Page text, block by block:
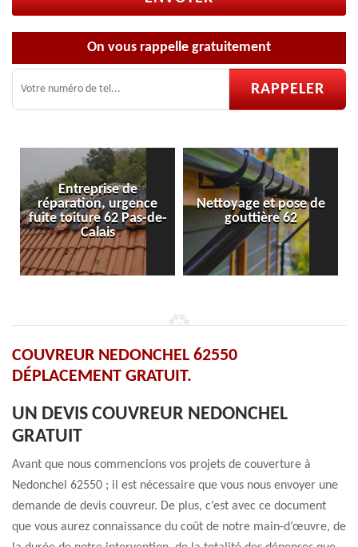
On vous rappelle gratuitement
de-
Nettoyage et pose de
gouttière 62
Pose et réparation de
velux 62
COUVREUR NEDONCHEL 62550
DÉPLACEMENT GRATUIT.
UN DEVIS COUVREUR NEDONCHEL
GRATUIT
Avant que nous commencions vos projets de couverture à
Nedonchel 62550 ; il est nécessaire que vous nous envoyer une
demande de devis couvreur. De plus, c’est avec ce document
que vous aurez connaissance du coût de notre main-d’œuvre, de